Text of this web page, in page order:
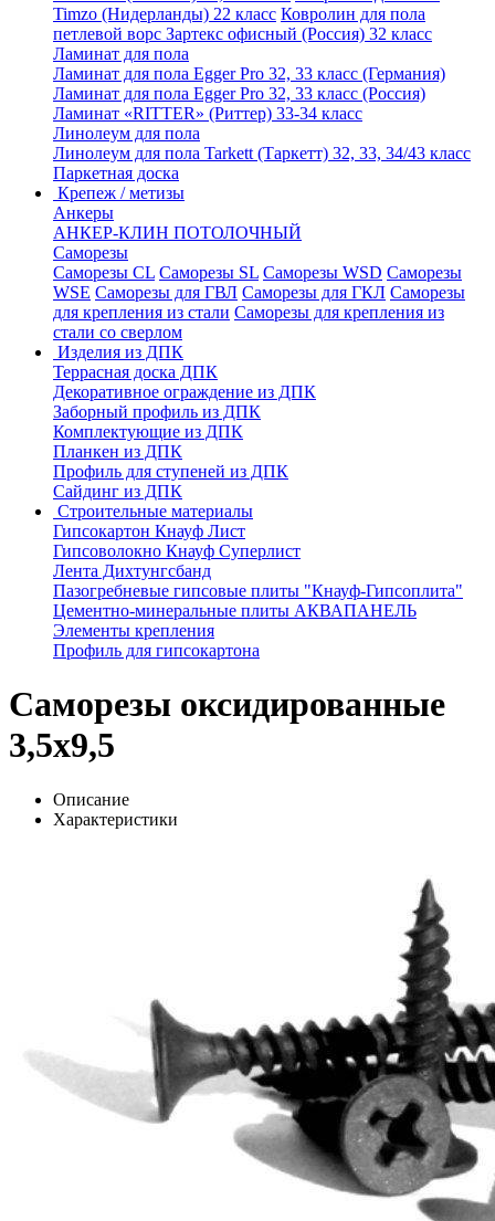
Timzo (Нидерланды) 22 класс Ковролин для пола
петлевой ворс Зартекс офисный (Россия) 32 класс
Ламинат для пола
Ламинат для пола Egger Pro 32, 33 класс (Германия)
Ламинат для пола Egger Pro 32, 33 класс (Россия)
Ламинат «RITTER» (Риттер) 33-34 класс
Линолеум для пола
Линолеум для пола Tarkett (Таркетт) 32, 33, 34/43 класс
Паркетная доска
Крепеж / метизы
Анкеры
АНКЕР-КЛИН ПОТОЛОЧНЫЙ
Саморезы
Саморезы CL Саморезы SL Саморезы WSD Саморезы
WSE Саморезы для ГВЛ Саморезы для ГКЛ Саморезы
для крепления из стали Саморезы для крепления из
стали со сверлом
Изделия из ДПК
Террасная доска ДПК
Декоративное ограждение из ДПК
Заборный профиль из ДПК
Комплектующие из ДПК
Планкен из ДПК
Профиль для ступеней из ДПК
Сайдинг из ДПК
Строительные материалы
Гипсокартон Кнауф Лист
Гипсоволокно Кнауф Суперлист
Лента Дихтунгсбанд
Пазогребневые гипсовые плиты "Кнауф-Гипсоплита"
Цементно-минеральные плиты АКВАПАНЕЛЬ
Элементы крепления
Профиль для гипсокартона
Саморезы оксидированные
3,5х9,5
Описание
Характеристики